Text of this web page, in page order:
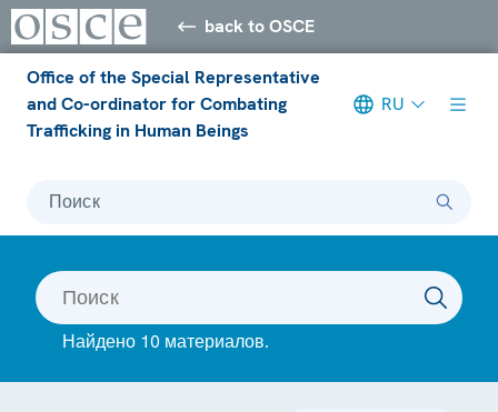
back to OSCE
Office of the Special Representative
and Co-ordinator for Combating
Trafficking in Human Beings
RU
Поиск
Найдено 10 материалов.